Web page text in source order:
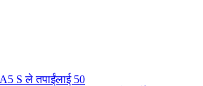
S ले तपाईंलाई 50